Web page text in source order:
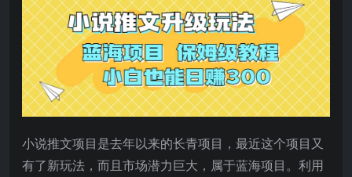
小说推文项目是去年以来的长青项目，最近这个项目又
有了新玩法，而且市场潜力巨大，属于蓝海项目。利用